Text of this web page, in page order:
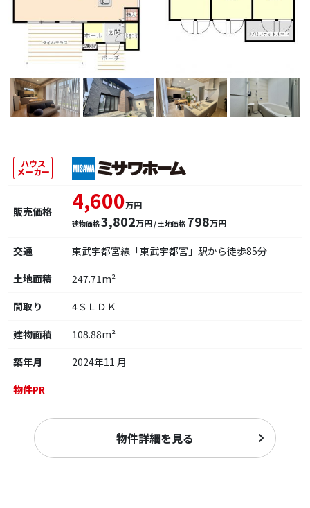
ハウス
メーカー
販売価格 4,600万円
建物価格3,802万円/ 土地価格 798万円
交通
東武宇都宮線「東武宇都宮」駅から徒歩85分
土地面積
247.71m²
間取り
4ＳＬＤＫ
建物面積
108.88m²
築年月
2024年11 月
物件PR
物件詳細を見る